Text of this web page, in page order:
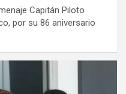
Capitán Piloto
por su 86 aniversario